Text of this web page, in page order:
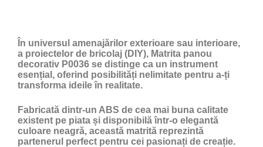
În universul amenajărilor exterioare sau interioare,
a proiectelor de bricolaj (DIY), Matrita panou
decorativ P0036 se distinge ca un instrument
esențial, oferind posibilități nelimitate pentru a-ți
transforma ideile în realitate.
Fabricată dintr-un ABS de cea mai buna calitate
existent pe piata și disponibilă într-o elegantă
culoare neagră, această matrită reprezintă
partenerul perfect pentru cei pasionați de creație.